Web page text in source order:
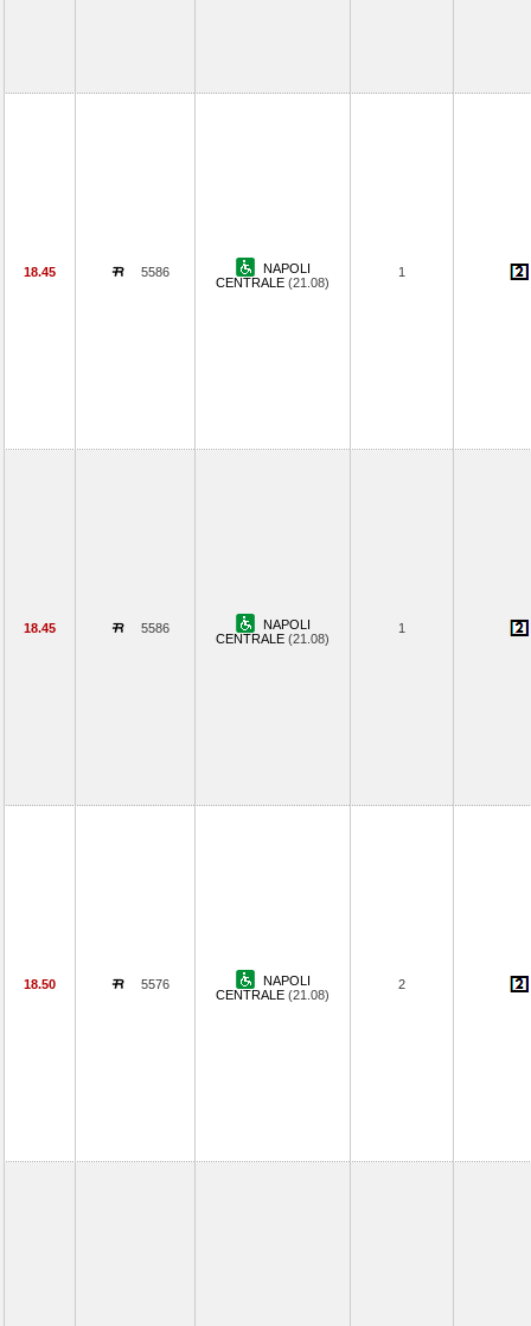
18.45 5586
NAPOLI
CENTRALE (21.08)
1
18.45 5586
NAPOLI
CENTRALE (21.08)
1
18.50 5576
NAPOLI
CENTRALE (21.08)
2